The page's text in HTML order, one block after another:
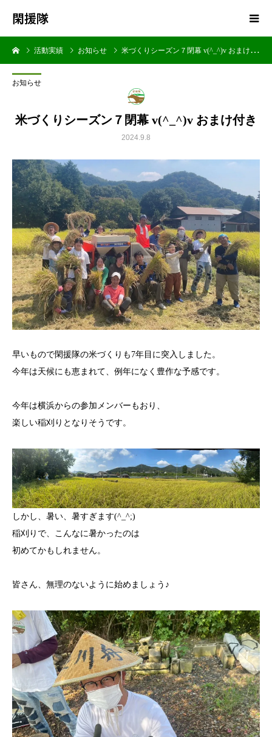
閑援隊
活動実績 お知らせ 米づくりシーズン７閉幕 v(^_^)v おまけ付き
お知らせ
米づくりシーズン７閉幕 v(^_^)v おまけ付き
2024.9.8
早いもので閑援隊の米づくりも7年目に突入しました。
今年は天候にも恵まれて、例年になく豊作な予感です。
今年は横浜からの参加メンバーもおり、
楽しい稲刈りとなりそうです。
しかし、暑い、暑すぎます(^_^;)
稲刈りで、こんなに暑かったのは
初めてかもしれません。
皆さん、無理のないように始めましょう♪